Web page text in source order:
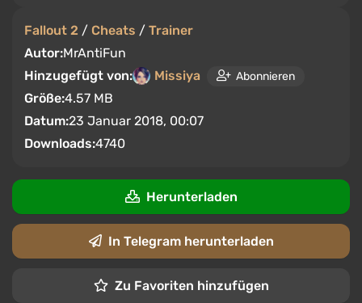
Fallout 2 / Cheats / Trainer
Autor:MrAntiFun
Hinzugefügt von:
Missiya Abonnieren
Größe:4.57 MB
Datum:23 Januar 2018, 00:07
Downloads:4740
Herunterladen
In Telegram herunterladen
Zu Favoriten hinzufügen